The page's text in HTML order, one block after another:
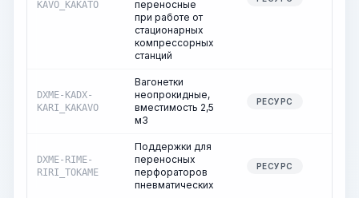
KAVO_KAKATO
переносные
при работе от
стационарных
компрессорных
станций
DXME-KADX-
KARI_KAKAVO
Вагонетки
неопрокидные,
вместимость 2,5
м3
РЕСУРС
DXME-RIME-
RIRI_TOKAME
Поддержки для
переносных
перфораторов
пневматических
РЕСУРС